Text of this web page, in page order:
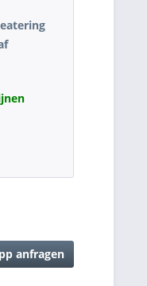
anfragen